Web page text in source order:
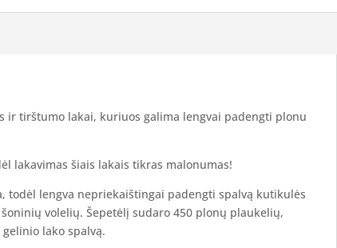
ir tirštumo lakai, kuriuos galima lengvai padengti plonu
lakavimas šiais lakais tikras malonumas!
todėl lengva nepriekaištingai padengti spalvą kutikulės
volelių. Šepetėlį sudaro 450 plonų plaukelių,
lako spalvą.